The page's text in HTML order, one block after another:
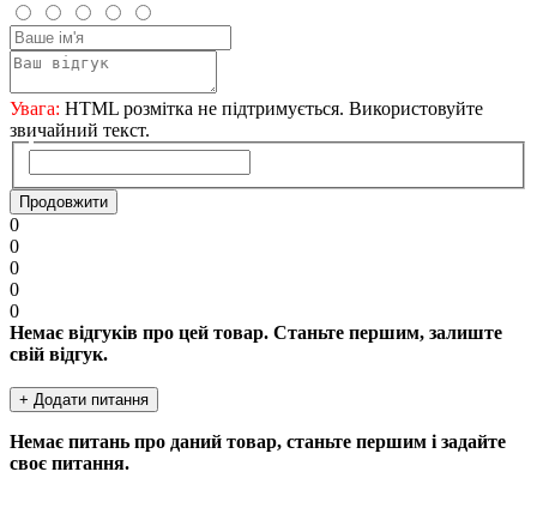
Увага: HTML розмітка не підтримується. Використовуйте
звичайний текст.
Продовжити
0
0
0
0
0
Немає відгуків про цей товар. Станьте першим, залиште
свій відгук.
+ Додати питання
Немає питань про даний товар, станьте першим і задайте
своє питання.